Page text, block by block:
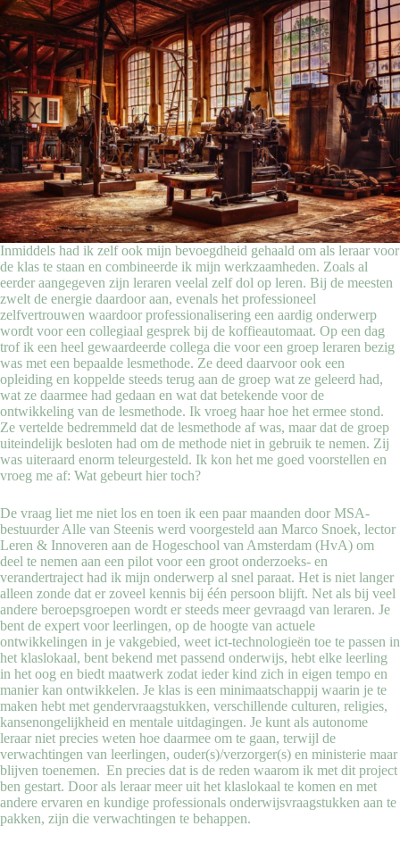
Inmiddels had ik zelf ook mijn bevoegdheid gehaald om als leraar voor
de klas te staan en combineerde ik mijn werkzaamheden. Zoals al
eerder aangegeven zijn leraren veelal zelf dol op leren. Bij de meesten
zwelt de energie daardoor aan, evenals het professioneel
zelfvertrouwen waardoor professionalisering een aardig onderwerp
wordt voor een collegiaal gesprek bij de koffieautomaat. Op een dag
trof ik een heel gewaardeerde collega die voor een groep leraren bezig
was met een bepaalde lesmethode. Ze deed daarvoor ook een
opleiding en koppelde steeds terug aan de groep wat ze geleerd had,
wat ze daarmee had gedaan en wat dat betekende voor de
ontwikkeling van de lesmethode. Ik vroeg haar hoe het ermee stond.
Ze vertelde bedremmeld dat de lesmethode af was, maar dat de groep
uiteindelijk besloten had om de methode niet in gebruik te nemen. Zij
was uiteraard enorm teleurgesteld. Ik kon het me goed voorstellen en
vroeg me af: Wat gebeurt hier toch?
De vraag liet me niet los en toen ik een paar maanden door MSA-
bestuurder Alle van Steenis werd voorgesteld aan Marco Snoek, lector
Leren & Innoveren aan de Hogeschool van Amsterdam (HvA) om
deel te nemen aan een pilot voor een groot onderzoeks- en
verandertraject had ik mijn onderwerp al snel paraat. Het is niet langer
alleen zonde dat er zoveel kennis bij één persoon blijft. Net als bij veel
andere beroepsgroepen wordt er steeds meer gevraagd van leraren. Je
bent de expert voor leerlingen, op de hoogte van actuele
ontwikkelingen in je vakgebied, weet ict-technologieën toe te passen in
het klaslokaal, bent bekend met passend onderwijs, hebt elke leerling
in het oog en biedt maatwerk zodat ieder kind zich in eigen tempo en
manier kan ontwikkelen. Je klas is een minimaatschappij waarin je te
maken hebt met gendervraagstukken, verschillende culturen, religies,
kansenongelijkheid en mentale uitdagingen. Je kunt als autonome
leraar niet precies weten hoe daarmee om te gaan, terwijl de
verwachtingen van leerlingen, ouder(s)/verzorger(s) en ministerie maar
blijven toenemen. En precies dat is de reden waarom ik met dit project
ben gestart. Door als leraar meer uit het klaslokaal te komen en met
andere ervaren en kundige professionals onderwijsvraagstukken aan te
pakken, zijn die verwachtingen te behappen.